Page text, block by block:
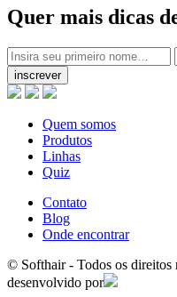
Quer mais dicas
inscrever
Quem somos
Produtos
Linhas
Quiz
Contato
Blog
Onde encontrar
© Softhair - Todos os direitos
desenvolvido por